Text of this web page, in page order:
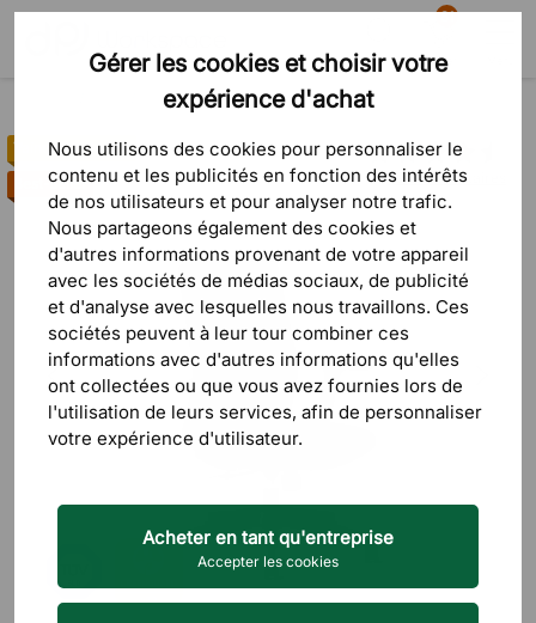
Gérer les cookies et choisir votre
expérience d'achat
Nous utilisons des cookies pour personnaliser le
contenu et les publicités en fonction des intérêts
de nos utilisateurs et pour analyser notre trafic.
Nous partageons également des cookies et
d'autres informations provenant de votre appareil
avec les sociétés de médias sociaux, de publicité
et d'analyse avec lesquelles nous travaillons. Ces
sociétés peuvent à leur tour combiner ces
informations avec d'autres informations qu'elles
ont collectées ou que vous avez fournies lors de
l'utilisation de leurs services, afin de personnaliser
votre expérience d'utilisateur.
Acheter en tant qu'entreprise
Accepter les cookies
Recherche
81
Panier
Chaises de bureau Chaises de bureau ergonomiques
39 commentaires
Vainqueur du test
Best-seller